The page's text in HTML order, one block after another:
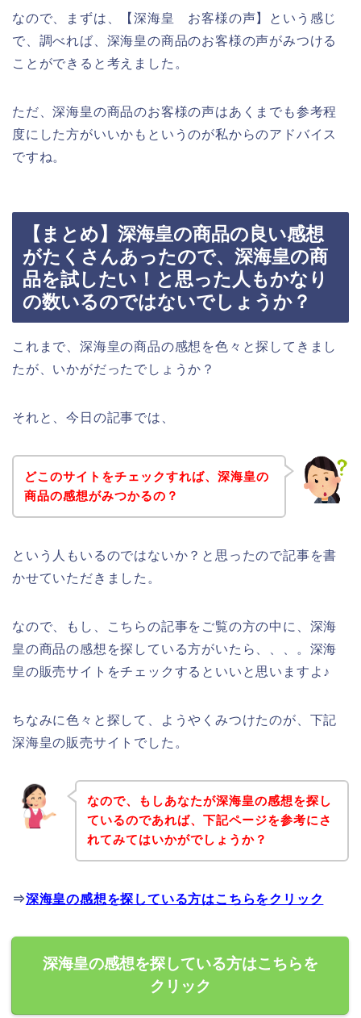
なので、まずは、【深海皇 お客様の声】という感じ
で、調べれば、深海皇の商品のお客様の声がみつける
ことができると考えました。
ただ、深海皇の商品のお客様の声はあくまでも参考程
度にした方がいいかもというのが私からのアドバイス
ですね。
【まとめ】深海皇の商品の良い感想
がたくさんあったので、深海皇の商
品を試したい！と思った人もかなり
の数いるのではないでしょうか？
これまで、深海皇の商品の感想を色々と探してきまし
たが、いかがだったでしょうか？
それと、今日の記事では、
どこのサイトをチェックすれば、深海皇の
商品の感想がみつかるの？
という人もいるのではないか？と思ったので記事を書
かせていただきました。
なので、もし、こちらの記事をご覧の方の中に、深海
皇の商品の感想を探している方がいたら、、、。深海
皇の販売サイトをチェックするといいと思いますよ♪
ちなみに色々と探して、ようやくみつけたのが、下記
深海皇の販売サイトでした。
なので、もしあなたが深海皇の感想を探し
ているのであれば、下記ページを参考にさ
れてみてはいかがでしょうか？
⇒深海皇の感想を探している方はこちらをクリック
深海皇の感想を探している方はこちらを
クリック